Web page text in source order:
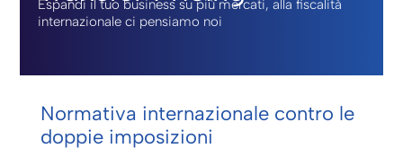
Espandi il tuo business su più mercati, alla fiscalità
internazionale ci pensiamo noi
Normativa internazionale contro le
doppie imposizioni